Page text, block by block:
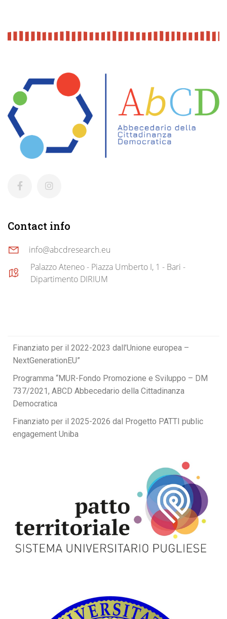
Contact info
info@abcdresearch.eu
Palazzo Ateneo - Piazza Umberto I, 1 - Bari -
Dipartimento DIRIUM
Finanziato per il 2022-2023 dall’Unione europea –
NextGenerationEU”
Programma “MUR-Fondo Promozione e Sviluppo – DM
737/2021, ABCD Abbecedario della Cittadinanza
Democratica
Finanziato per il 2025-2026 dal Progetto PATTI public
engagement Uniba